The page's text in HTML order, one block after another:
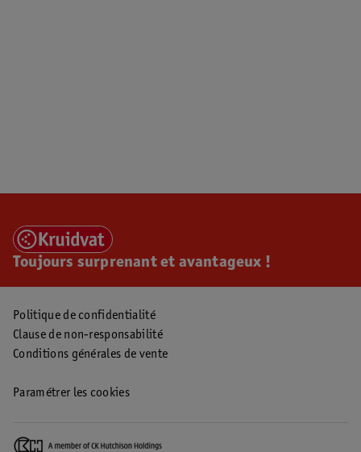
Toujours surprenant et avantageux !
Politique de confidentialité
Clause de non-responsabilité
Conditions générales de vente
Paramétrer les cookies